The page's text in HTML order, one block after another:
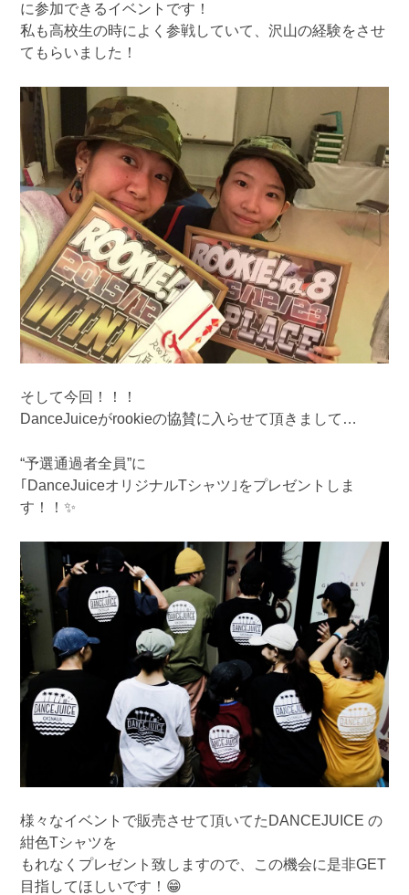
に参加できるイベントです！
私も高校生の時によく参戦していて、沢山の経験をさせ
てもらいました！
そして今回！！！
DanceJuiceがrookieの協賛に入らせて頂きまして…
“予選通過者全員”に
｢DanceJuiceオリジナルTシャツ｣をプレゼントしま
す！！✨
様々なイベントで販売させて頂いてたDANCEJUICE の
紺色Tシャツを
もれなくプレゼント致しますので、この機会に是非GET
目指してほしいです！😁